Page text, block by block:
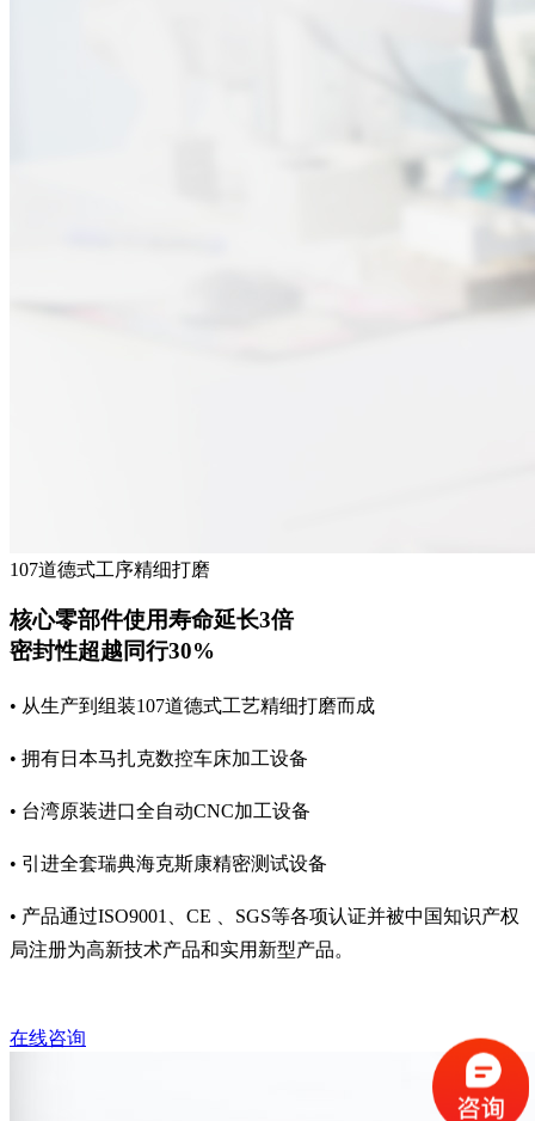
107道德式工序精细打磨
核心零部件使用寿命延长3倍
密封性超越同行30%
• 从生产到组装107道德式工艺精细打磨而成
• 拥有日本马扎克数控车床加工设备
• 台湾原装进口全自动CNC加工设备
• 引进全套瑞典海克斯康精密测试设备
• 产品通过ISO9001、CE 、SGS等各项认证并被中国知识产权
局注册为高新技术产品和实用新型产品。
在线咨询